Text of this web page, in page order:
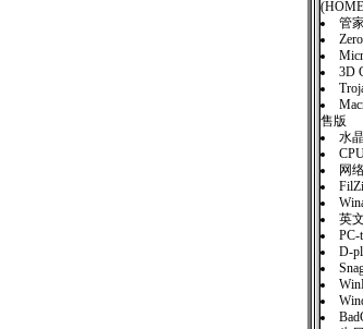
管
3D
售版
水
网
英
PC-
D-